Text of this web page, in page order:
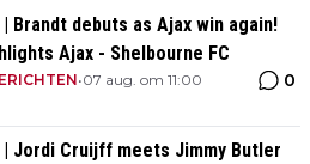
Brandt debuts as Ajax win again!
Ajax - Shelbourne FC
•07 aug. om 11:00 0
| Jordi Cruijff meets Jimmy Butler